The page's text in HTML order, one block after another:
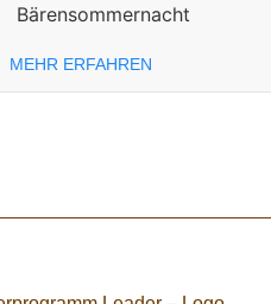
Bärensommernacht
MEHR ERFAHREN